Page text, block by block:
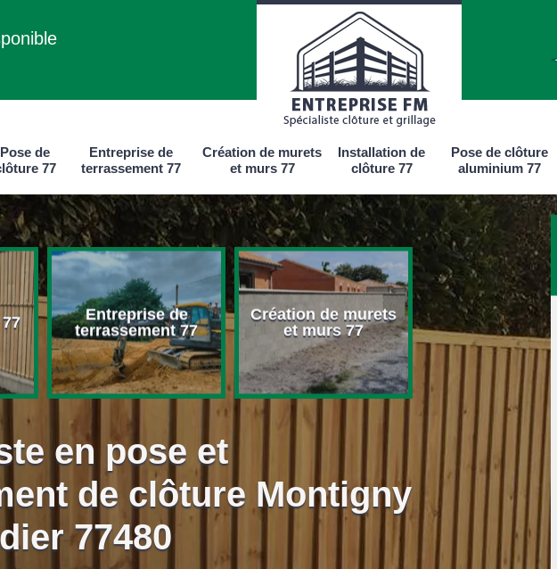
Pose de
77
Entreprise de
terrassement 77
Création de murets
et murs 77
Installation de
clôture 77
Pose de clôture
aluminium 77
Entreprise de
terrassement 77
Création de murets
et murs 77
Installation de
clôture 77
en pose et
de clôture Montigny
77480